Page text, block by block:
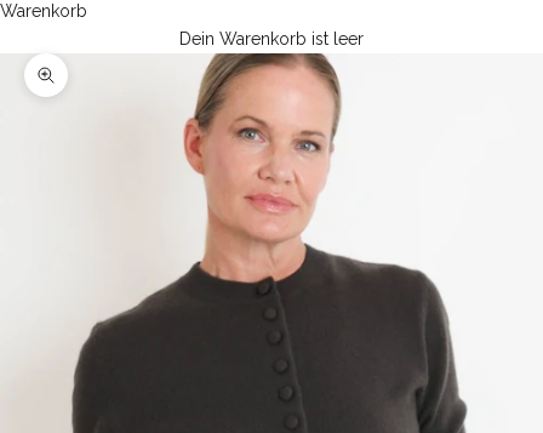
Warenkorb
Dein Warenkorb ist leer
Bild vergrößern